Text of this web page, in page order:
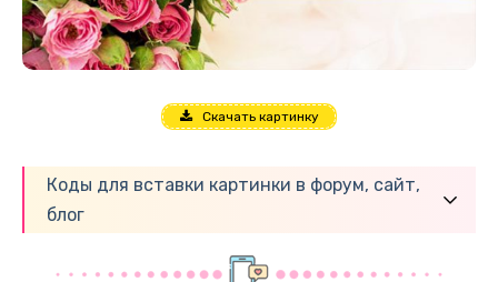
Скачать картинку
Коды для вставки картинки в форум, сайт,
блог